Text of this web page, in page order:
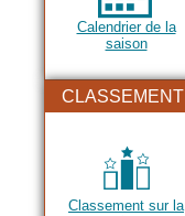
Calendrier de la
saison
CLASSEMENT
Classement sur la